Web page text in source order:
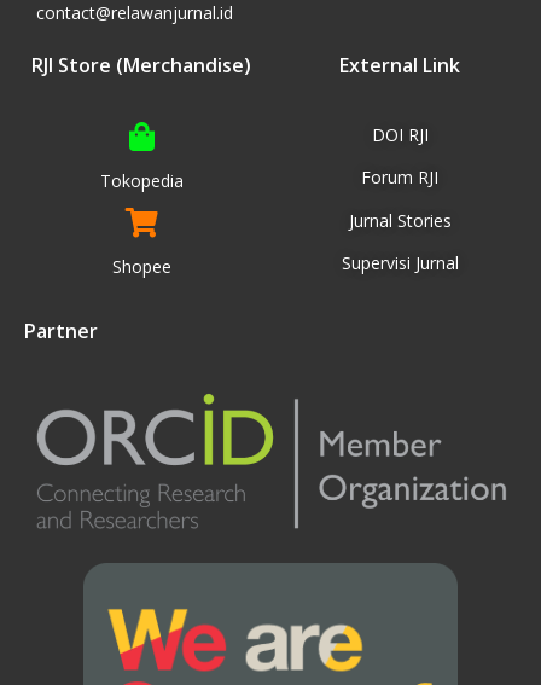
contact@relawanjurnal.id
RJI Store (Merchandise)
Tokopedia
Shopee
External Link
DOI RJI
Forum RJI
Jurnal Stories
Supervisi Jurnal
Partner